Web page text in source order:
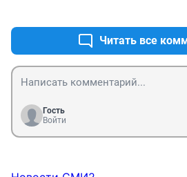
Читать все
Гость
Войти